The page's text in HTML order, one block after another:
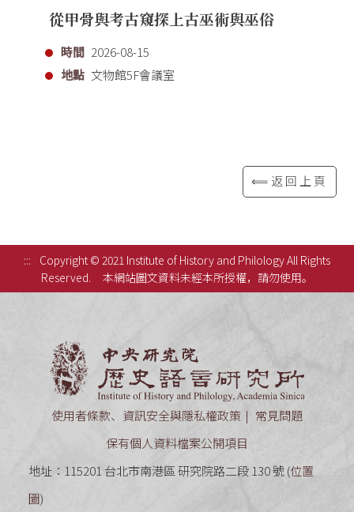
從甲骨與考古窺探上古巫術與巫俗
時間 2026-08-15
地點 文物館5F會議室
⟸返回上頁
:::
Copyright © 2021 Institute of History and Philology All Rights
Reserved.
本網站圖文資料未經本所授權，請勿使用。
使用者條款、資訊安全與隱私權政策
常見問題
保有個人資料檔案公開項目
地址：115201 台北市南港區 研究院路二段 130 號 (位置
圖)